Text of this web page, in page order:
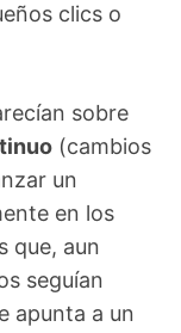
clics o
sobre
(cambios
un
en los
que, aun
seguían
apunta a un